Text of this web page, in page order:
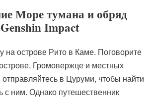
Море тумана и обряд
Impact
на острове Рито в Каме. Поговорите
Громовержце и местных
в Цуруми, чтобы найти
с ним. Однако путешественник